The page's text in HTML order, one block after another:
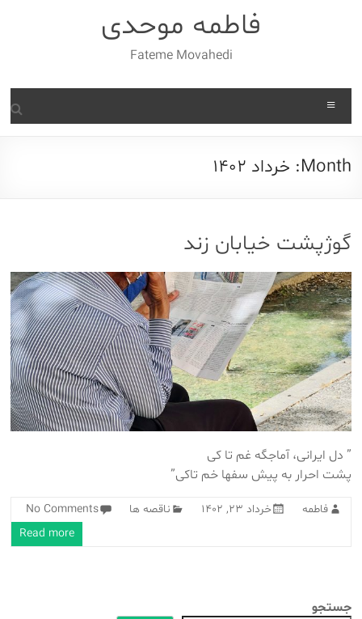
فاطمه موحدی
Fateme Movahedi
Month: خرداد 1402
گوژپشت خیابان زند
” دل ایرانی‌، آماجگه غم تا کی
پشت احرار به پیش سفها خم تاکی”
فاطمه خرداد 23, 1402 ناقصه ها
No Comments
Read more
جستجو